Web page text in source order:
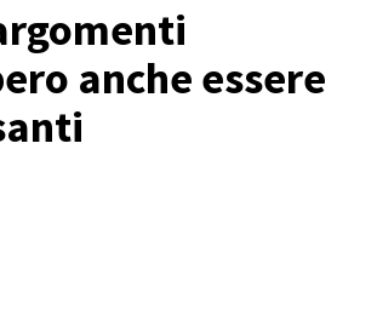
anche essere